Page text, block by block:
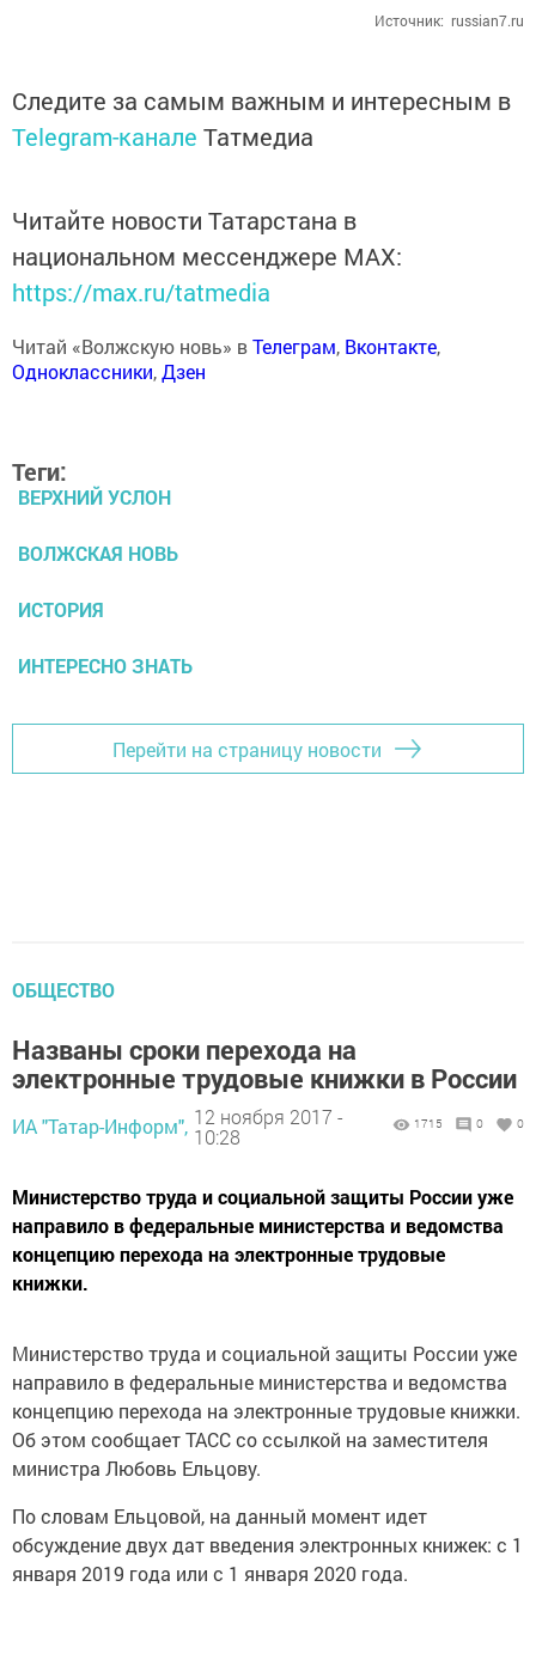
Источник: russian7.ru
Следите за самым важным и интересным в
Telegram-канале Татмедиа
Читайте новости Татарстана в
национальном мессенджере MАХ:
https://max.ru/tatmedia
Читай «Волжскую новь» вТелеграм, Вконтакте,
Одноклассники,Дзен
Теги:
ВЕРХНИЙ УСЛОН
ВОЛЖСКАЯ НОВЬ
ИСТОРИЯ
ИНТЕРЕСНО ЗНАТЬ
Перейти на страницу новости
ОБЩЕСТВО
Названы сроки перехода на
электронные трудовые книжки в России
ИА "Татар-Информ", 12 ноября 2017 -
10:28
1715 0 0
Министерство труда и социальной защиты России уже
направило в федеральные министерства и ведомства
концепцию перехода на электронные трудовые
книжки.
Министерство труда и социальной защиты России уже
направило в федеральные министерства и ведомства
концепцию перехода на электронные трудовые книжки.
Об этом сообщает ТАСС со ссылкой на заместителя
министра Любовь Ельцову.
По словам Ельцовой, на данный момент идет
обсуждение двух дат введения электронных книжек: с 1
января 2019 года или с 1 января 2020 года.